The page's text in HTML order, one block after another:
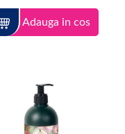
Adauga in cos